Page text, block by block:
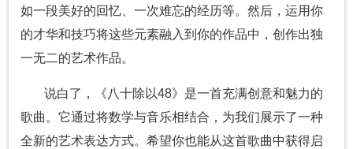
如一段美好的回忆、一次难忘的经历等。然后，运用你
的才华和技巧将这些元素融入到你的作品中，创作出独
一无二的艺术作品。
说白了，《八十除以48》是一首充满创意和魅力的
歌曲。它通过将数学与音乐相结合，为我们展示了一种
全新的艺术表达方式。希望你也能从这首歌曲中获得启